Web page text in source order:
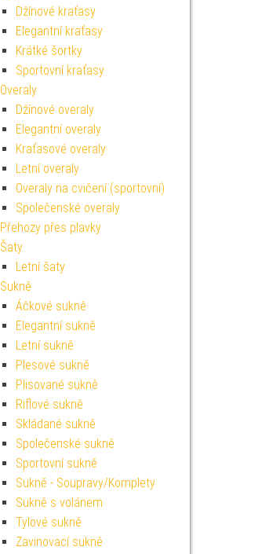
Džínové kraťasy
Elegantní kraťasy
Krátké šortky
Sportovní kraťasy
Overaly
Džínové overaly
Elegantní overaly
Kraťasové overaly
Letní overaly
Overaly na cvičení (sportovní)
Společenské overaly
Přehozy přes plavky
Šaty
Letní šaty
Sukně
Áčkové sukně
Elegantní sukně
Letní sukně
Plesové sukně
Plisované sukně
Riflové sukně
Skládané sukně
Společenské sukně
Sportovní sukně
Sukně - Soupravy/Komplety
Sukně s volánem
Tylové sukně
Zavinovací sukně